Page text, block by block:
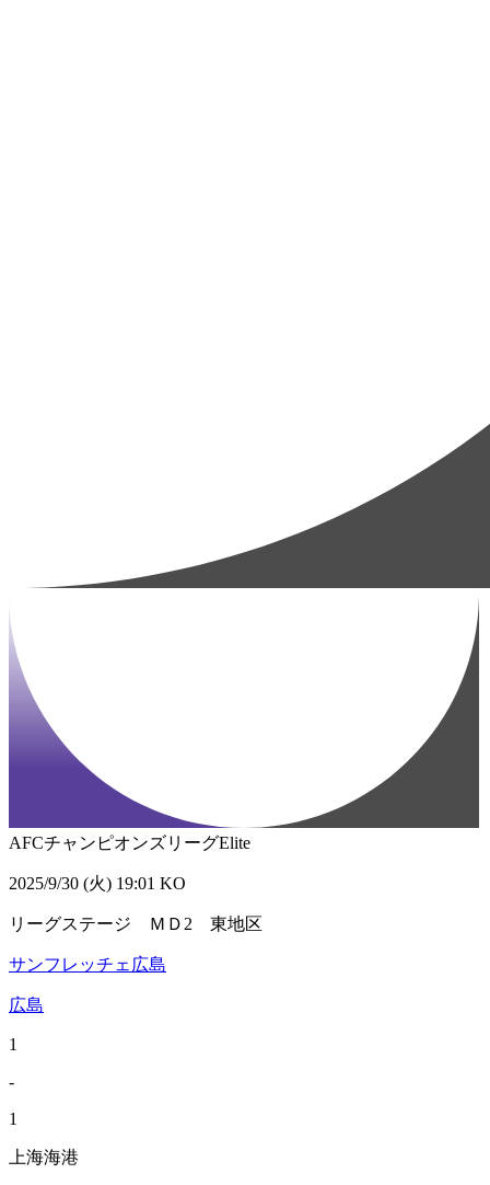
AFCチャンピオンズリーグElite
2025/9/30 (火) 19:01 KO
リーグステージ ＭＤ2 東地区
サンフレッチェ広島
広島
1
-
1
上海海港